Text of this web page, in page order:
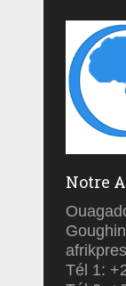
Notre
Tél 1: